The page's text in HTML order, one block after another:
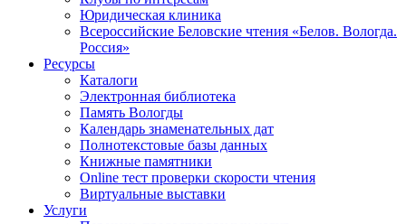
Юридическая клиника
Всероссийские Беловские чтения «Белов. Вологда.
Россия»
Ресурсы
Каталоги
Электронная библиотека
Память Вологды
Календарь знаменательных дат
Полнотекстовые базы данных
Книжные памятники
Online тест проверки скорости чтения
Виртуальные выставки
Услуги